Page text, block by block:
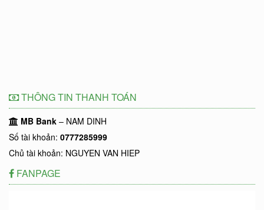
THÔNG TIN THANH TOÁN
MB Bank – NAM DINH
Số tài khoản: 0777285999
Chủ tài khoản: NGUYEN VAN HIEP
FANPAGE